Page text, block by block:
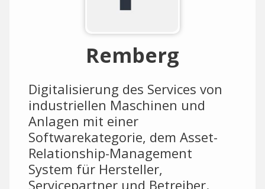
Remberg
Digitalisierung des Services von
industriellen Maschinen und
Anlagen mit einer
Softwarekategorie, dem Asset-
Relationship-Management
System für Hersteller,
Servicepartner und Betreiber.